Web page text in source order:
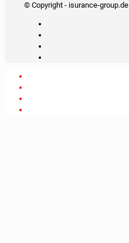
© Copyright - isurance-group.de